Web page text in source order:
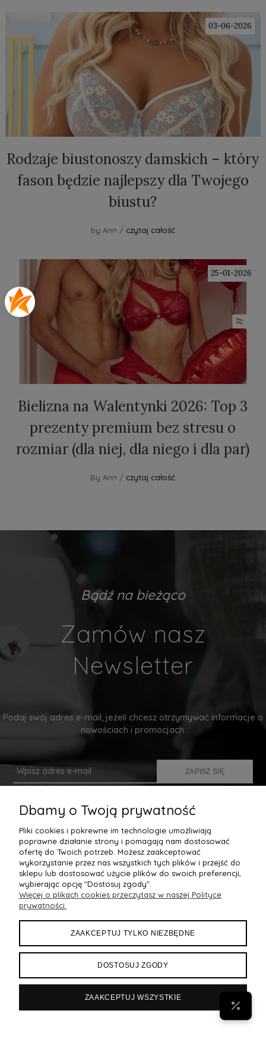
03-06-2026
Rodzaje biustonoszy damskich – który
fason będzie najlepszy dla Twojego
biustu?
by Ann / czytaj całość
25-01-2026
Bielizna na Walentynki 2026: Top 3
prezenty premium bez stresu o
rozmiar (dla niej, dla niego i dla par)
By Ann / czytaj całość
Bądź na bieżąco
Zamów nasz
Newsletter
Podaj swój adres e-mail, jeżeli chcesz otrzymywać informacje o
nowościach i promocjach.
ZAPISZ SIĘ
POMOC
MOJE KONTO
PŁATNOŚCI I DOSTAWA
Dbamy o Twoją prywatność
Pliki cookies i pokrewne im technologie umożliwiają
poprawne działanie strony i pomagają nam dostosować
ofertę do Twoich potrzeb. Możesz zaakceptować
wykorzystanie przez nas wszystkich tych plików i przejść do
sklepu lub dostosować użycie plików do swoich preferencji,
wybierając opcję "Dostosuj zgody".
Więcej o plikach cookies przeczytasz w naszej Polityce
prywatności.
ZAAKCEPTUJ TYLKO NIEZBĘDNE
DOSTOSUJ ZGODY
ZAAKCEPTUJ WSZYSTKIE